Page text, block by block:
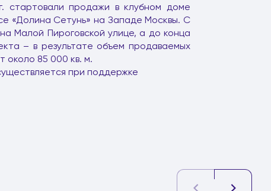
стартовали продажи в клубном доме
«Долина Сетунь» на Западе Москвы. С
Малой Пироговской улице, а до конца
– в результате объем продаваемых
около 85 000 кв. м.
при поддержке